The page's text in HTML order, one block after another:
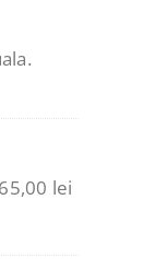
65,00 lei